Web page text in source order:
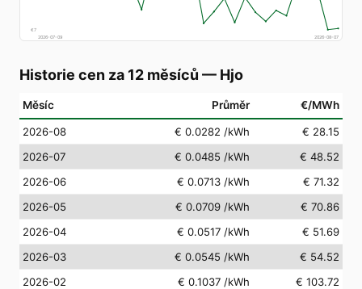
€7
2026-07-09
2026-08-07
Historie cen za 12 měsíců — Hjo
Měsíc Průměr €/MWh
2026-08 € 0.0282 /kWh
€ 28.15
2026-07
€ 0.0485 /kWh
€ 48.52
2026-06
€ 0.0713 /kWh
€ 71.32
2026-05
€ 0.0709 /kWh
€ 70.86
2026-04
€ 0.0517 /kWh
€ 51.69
2026-03
€ 0.0545 /kWh
€ 54.52
2026-02
€ 0.1037 /kWh
€ 103.72